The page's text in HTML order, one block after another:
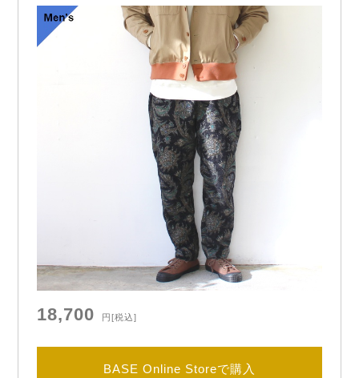
18,700 円[税込]
BASE Online Storeで購入